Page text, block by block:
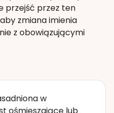
przejść przez ten
zmiana imienia
z obowiązującymi
w
ośmieszające lub